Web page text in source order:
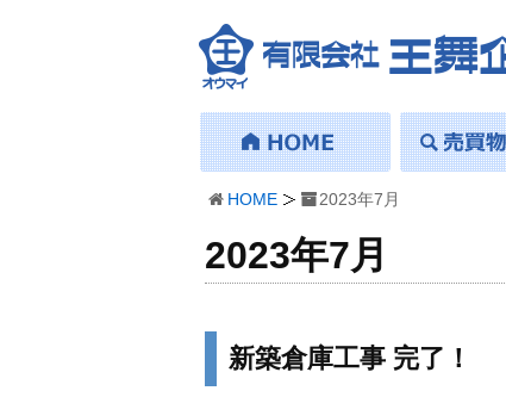
HOME 2023年7月
2023年7月
新築倉庫工事 完了！